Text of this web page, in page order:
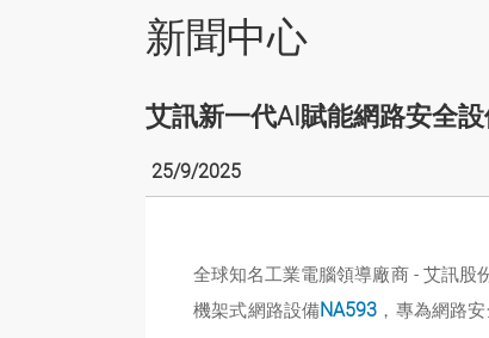
新聞中心
艾訊新一代AI賦能網路安全
25/9/2025
全球知名工業電腦領導廠商 - 艾訊股
機架式網路設備NA593 ，專為網路